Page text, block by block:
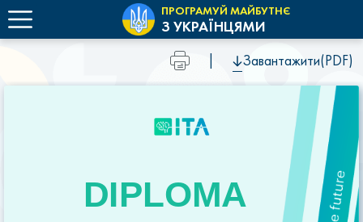
ПРОГРАМУЙ МАЙБУТНЄ
З УКРАЇНЦЯМИ
|
Завантажити(PDF)
DIPLOMA